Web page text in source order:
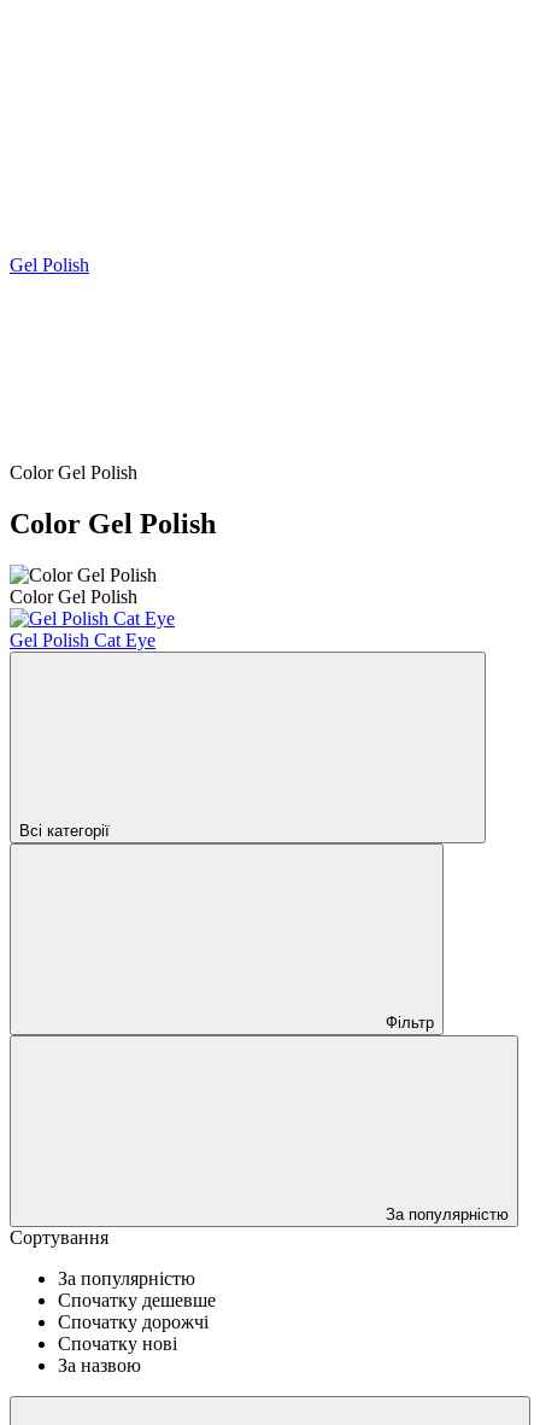
Gel Polish
Color Gel Polish
Color Gel Polish
Color Gel Polish
Gel Polish Cat Eye
Всі категорії
Фільтр
За популярністю
Сортування
За популярністю
Спочатку дешевше
Спочатку дорожчі
Спочатку нові
За назвою